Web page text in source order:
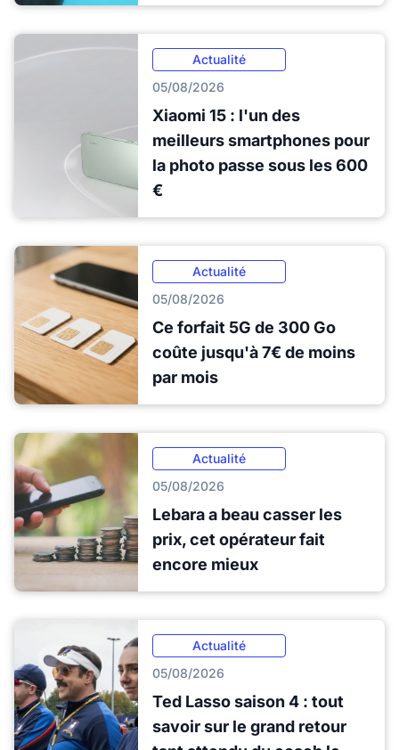
Actualité
05/08/2026
Xiaomi 15 : l'un des
meilleurs smartphones pour
la photo passe sous les 600
€
Actualité
05/08/2026
Ce forfait 5G de 300 Go
coûte jusqu'à 7€ de moins
par mois
Actualité
05/08/2026
Lebara a beau casser les
prix, cet opérateur fait
encore mieux
Actualité
05/08/2026
Ted Lasso saison 4 : tout
savoir sur le grand retour